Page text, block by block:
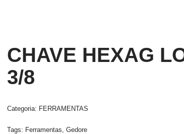
CHAVE HEXAG
3/8
Categoria: FERRAMENTAS
Tags: Ferramentas ,Gedore